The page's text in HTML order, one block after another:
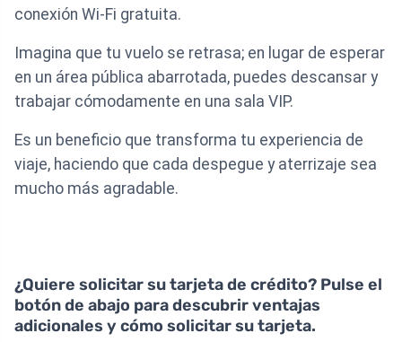
conexión Wi-Fi gratuita.
Imagina que tu vuelo se retrasa; en lugar de esperar
en un área pública abarrotada, puedes descansar y
trabajar cómodamente en una sala VIP.
Es un beneficio que transforma tu experiencia de
viaje, haciendo que cada despegue y aterrizaje sea
mucho más agradable.
¿Quiere solicitar su tarjeta de crédito? Pulse el
botón de abajo para descubrir ventajas
adicionales y cómo solicitar su tarjeta.